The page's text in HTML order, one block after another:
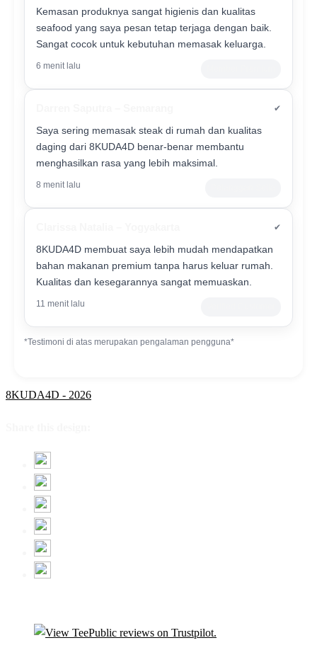
Kemasan produknya sangat higienis dan kualitas
seafood yang saya pesan tetap terjaga dengan baik.
Sangat cocok untuk kebutuhan memasak keluarga.
6 menit lalu
✔
Saya sering memasak steak di rumah dan kualitas
daging dari 8KUDA4D benar-benar membantu
menghasilkan rasa yang lebih maksimal.
8 menit lalu
✔
8KUDA4D membuat saya lebih mudah mendapatkan
bahan makanan premium tanpa harus keluar rumah.
Kualitas dan kesegarannya sangat memuaskan.
11 menit lalu
*Testimoni di atas merupakan pengalaman pengguna*
8KUDA4D - 2026